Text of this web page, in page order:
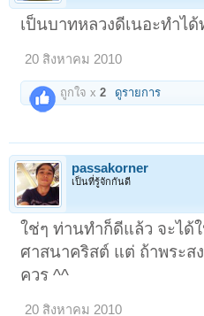
เป็นบาทหลวงดีเนอะทำได้
20 สิงหาคม 2010
ถูกใจ x2 ดูรายการ
passakorner
เป็นที่รู้จักกันดี
ใช่ๆ ท่านทำก็ดีแล้ว จะได้
ศาสนาคริสต์ แต่ ถ้าพระส
ควร ^^
20 สิงหาคม 2010